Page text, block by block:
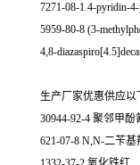
7271-08-1 4-pyridin-
5959-80-8 (3-
4,8-
生产厂家优惠供应
30944-92-4 聚邻甲酚
621-07-8 N,N-二苄基